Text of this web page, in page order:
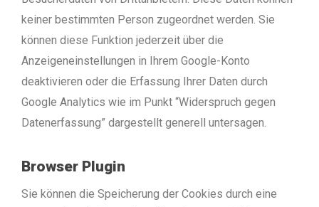
keiner bestimmten Person zugeordnet werden. Sie
können diese Funktion jederzeit über die
Anzeigeneinstellungen in Ihrem Google-Konto
deaktivieren oder die Erfassung Ihrer Daten durch
Google Analytics wie im Punkt “Widerspruch gegen
Datenerfassung” dargestellt generell untersagen.
Browser Plugin
Sie können die Speicherung der Cookies durch eine